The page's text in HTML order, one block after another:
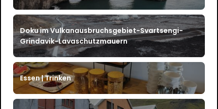
Doku im Vulkanausbruchsgebiet-Svartsengi-
Grindavik-Lavaschutzmauern
Essen | Trinken